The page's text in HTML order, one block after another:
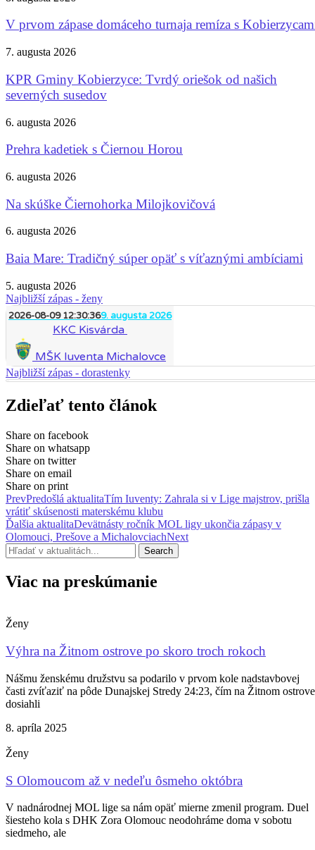
V prvom zápase domáceho turnaja remíza s
7. augusta 2026
KPR Gminy Kobierzyce: Tvrdý oriešok od našich
severných susedov
6. augusta 2026
Prehra kadetiek s Čiernou Horou
6. augusta 2026
Na skúške Čiernohorka Milojkovičová
6. augusta 2026
Baia Mare: Tradičný súper opäť s víťaznými ambíciami
5. augusta 2026
Najbližší zápas - ženy
2026-08-09 12:30:369. augusta 2026
KKC Kisvárda
MŠK Iuventa Michalovce
Najbližší zápas - dorastenky
Zdieľať tento článok
Share on facebook
Share on whatsapp
Share on twitter
Share on email
Share on print
PrevPredošlá aktualitaTím Iuventy: Zahrala si v Lige majstrov, prišla
vrátiť skúsenosti materskému klubu
Ďalšia aktualitaDevätnásty ročník MOL ligy ukončia zápasy v
Olomouci, Prešove a MichalovciachNext
Search
Viac na preskúmanie
Ženy
Výhra na Žitnom ostrove po skoro troch rokoch
Nášmu ženskému družstvu sa podarilo v prvom kole nadstavbovej
časti zvíťaziť na pôde Dunajskej Stredy 24:23, čím na Žitnom ostrove
dosiahli
8. apríla 2025
Ženy
S Olomoucom až v nedeľu ôsmeho októbra
V nadnárodnej MOL lige sa nám opäť mierne zmenil program. Duel
šiesteho kola s DHK Zora Olomouc neodohráme doma v sobotu
siedmeho, ale